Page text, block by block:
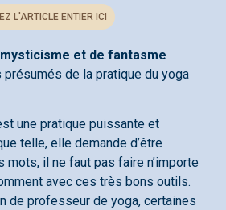
L'ARTICLE ENTIER ICI
mysticisme et de fantasme
présumés de la pratique du yoga
une pratique puissante et
telle, elle demande d’être
mots, il ne faut pas faire n’importe
avec ces très bons outils.
de professeur de yoga, certaines